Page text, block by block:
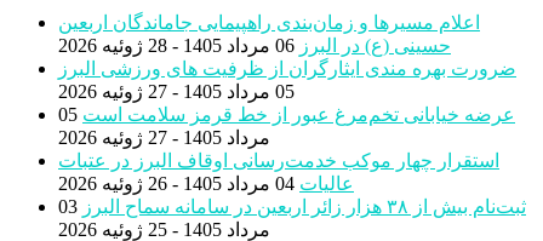
اعلام مسیرها و زمان‌بندی راهپیمایی جاماندگان اربعین
حسینی (ع) در البرز 06 مرداد 1405 - 28 ژوئیه 2026
ضرورت بهره مندی ایثارگران از ظرفیت های ورزشی البرز
05 مرداد 1405 - 27 ژوئیه 2026
عرضه خیابانی تخم‌مرغ عبور از خط قرمز سلامت است 05
مرداد 1405 - 27 ژوئیه 2026
استقرار چهار موکب خدمت‌رسانی اوقاف البرز در عتبات
عالیات 04 مرداد 1405 - 26 ژوئیه 2026
ثبت‌نام بیش از ٣٨ هزار زائر اربعین در سامانه سماح البرز
03
مرداد 1405 - 25 ژوئیه 2026